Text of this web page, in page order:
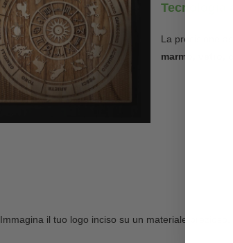
Tecnologia
La precisione
marmo, vetro,
Immagina il tuo logo inciso su un materiale